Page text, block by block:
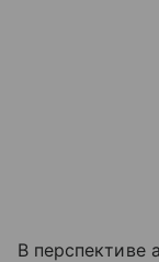
В перспективе